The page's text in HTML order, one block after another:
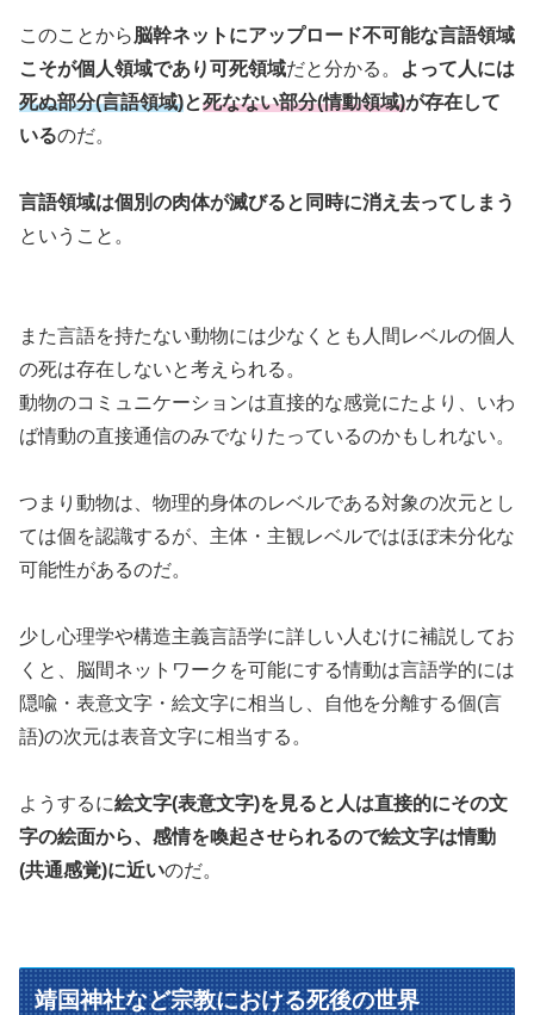
このことから脳幹ネットにアップロード不可能な言語領域
こそが個人領域であり可死領域だと分かる。
よって人には
死ぬ部分(言語領域)と死なない部分(情動領域)が存在して
いるのだ。
言語領域は個別の肉体が滅びると同時に消え去ってしまう
ということ。
また言語を持たない動物には少なくとも人間レベルの個人
の死は存在しないと考えられる。
動物のコミュニケーションは直接的な感覚にたより、いわ
ば情動の直接通信のみでなりたっているのかもしれない。
つまり動物は、物理的身体のレベルである対象の次元とし
ては個を認識するが、主体・主観レベルではほぼ未分化な
可能性があるのだ。
少し心理学や構造主義言語学に詳しい人むけに補説してお
くと、脳間ネットワークを可能にする情動は言語学的には
隠喩・表意文字・絵文字に相当し、自他を分離する個(言
語)の次元は表音文字に相当する。
ようするに絵文字(表意文字)を見ると人は直接的にその文
字の絵面から、感情を喚起させられるので絵文字は情動
(共通感覚)に近いのだ。
靖国神社など宗教における死後の世界